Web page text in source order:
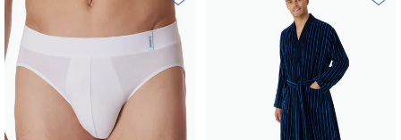
Toevoegen aan favorieten